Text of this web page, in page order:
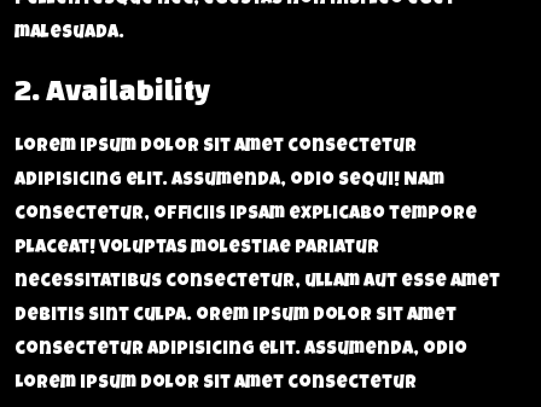
malesuada.
2. Availability
Lorem ipsum dolor sit amet consectetur
adipisicing elit. Assumenda, odio sequi! Nam
consectetur, officiis ipsam explicabo tempore
placeat! Voluptas molestiae pariatur
necessitatibus consectetur, ullam aut esse amet
debitis sint culpa. orem ipsum dolor sit amet
consectetur adipisicing elit. Assumenda, odio
Lorem ipsum dolor sit amet consectetur